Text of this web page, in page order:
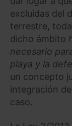
Saber más
excluidas del
terrestre,
dicho ámbito
necesario
playa y la
un concepto
integración
caso.